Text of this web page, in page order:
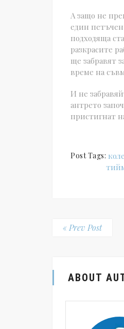
А защо не
един петъчен
подходяща
разкрасите
ще забравят
време на
И не
антрето
пристигнат
Post Tags:
« Prev Post
ABOUT